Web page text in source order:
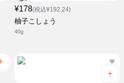
¥178(税込¥192.24)
柚子こしょう
40g